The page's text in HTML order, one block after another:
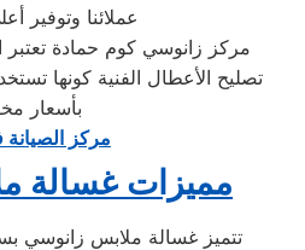
عملائنا وتوفير
مركز زانوسي كوم حمادة تعتبر
تصليح الأعطال الفنية كونها
بأسعار
مركز
مميزات غسالة
تتميز غسالة ملابس زانوسي